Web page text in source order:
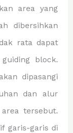
area yang
dibersihkan
rata dapat
block.
dipasangi
dan alur
tersebut.
garis-garis di